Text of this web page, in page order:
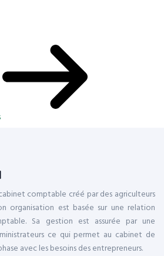
comptable créé par des agriculteurs
organisation est basée sur une relation
Sa gestion est assurée par une
ce qui permet au cabinet de
avec les besoins des entrepreneurs.